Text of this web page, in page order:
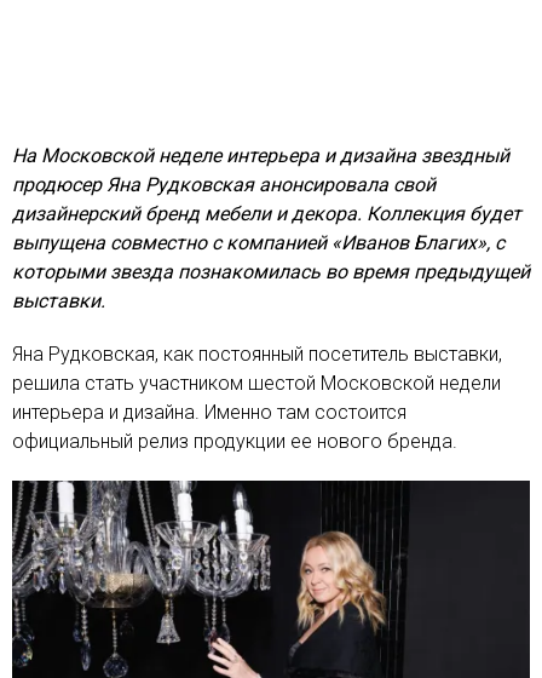
На Московской неделе интерьера и дизайна звездный
продюсер Яна Рудковская анонсировала свой
дизайнерский бренд мебели и декора. Коллекция будет
выпущена совместно с компанией «Иванов Благих», с
которыми звезда познакомилась во время предыдущей
выставки.
Яна Рудковская, как постоянный посетитель выставки,
решила стать участником шестой Московской недели
интерьера и дизайна. Именно там состоится
официальный релиз продукции ее нового бренда.